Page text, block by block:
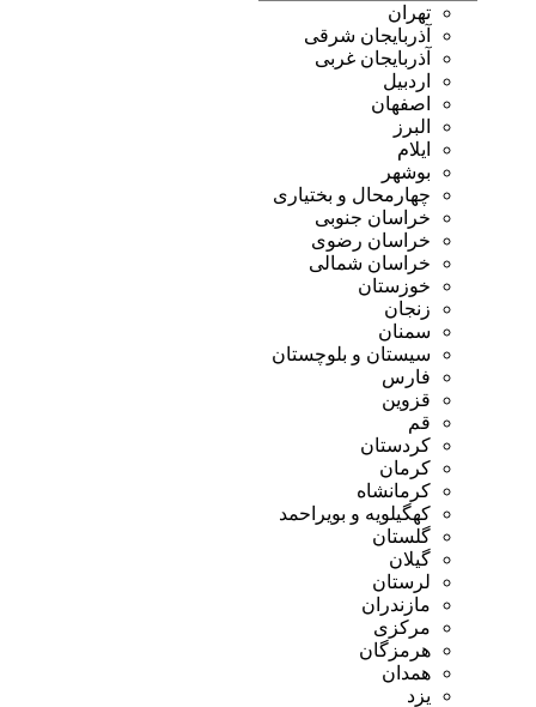
تهران
آذربایجان شرقی
آذربایجان غربی
اردبیل
اصفهان
البرز
ایلام
بوشهر
چهارمحال و بختیاری
خراسان جنوبی
خراسان رضوی
خراسان شمالی
خوزستان
زنجان
سمنان
سیستان و بلوچستان
فارس
قزوین
قم
کردستان
کرمان
کرمانشاه
کهگیلویه و بویراحمد
گلستان
گیلان
لرستان
مازندران
مرکزی
هرمزگان
همدان
یزد